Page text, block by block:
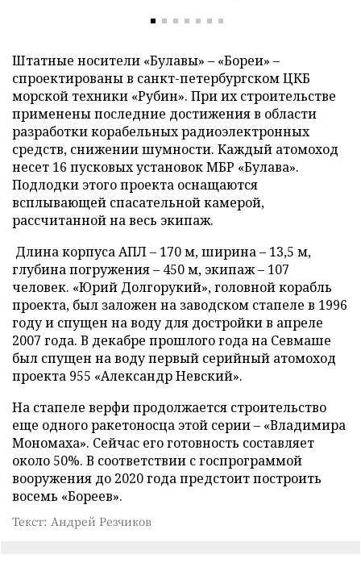
Штатные носители «Булавы» – «Бореи» –
спроектированы в санкт-петербургском ЦКБ
морской техники «Рубин». При их строительстве
применены последние достижения в области
разработки корабельных радиоэлектронных
средств, снижении шумности. Каждый атомоход
несет 16 пусковых установок МБР «Булава».
Подлодки этого проекта оснащаются
всплывающей спасательной камерой,
рассчитанной на весь экипаж.
Длина корпуса АПЛ – 170 м, ширина – 13,5 м,
глубина погружения – 450 м, экипаж – 107
человек. «Юрий Долгорукий», головной корабль
проекта, был заложен на заводском стапеле в 1996
году и спущен на воду для достройки в апреле
2007 года. В декабре прошлого года на Севмаше
был спущен на воду первый серийный атомоход
проекта 955 «Александр Невский».
На стапеле верфи продолжается строительство
еще одного ракетоносца этой серии – «Владимира
Мономаха». Сейчас его готовность составляет
около 50%. В соответствии с госпрограммой
вооружения до 2020 года предстоит построить
восемь «Бореев».
Текст: Андрей Резчиков